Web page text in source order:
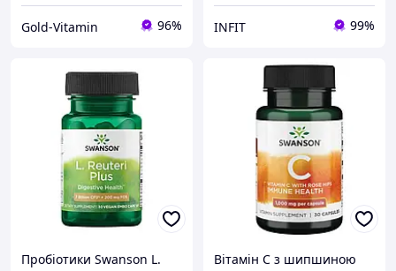
Gold-Vitamin 96% INFIT 99%
Пробіотики Swanson L.
Вітамін С з шипшиною